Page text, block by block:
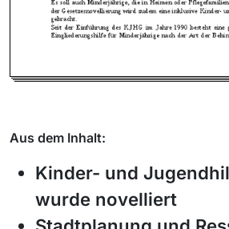
Aus dem Inhalt:
Kinder- und
wurde novelliert